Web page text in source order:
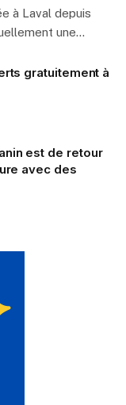
à Laval depuis
une…
gratuitement à
est de retour
avec des